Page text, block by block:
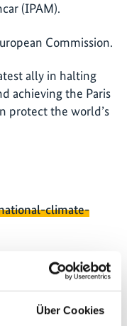
Über Cookies
(IPAM).
Commission.
ally in halting
achieving the Paris
protect the world’s
climate-